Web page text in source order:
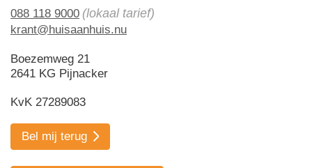
088 118 9000 (lokaal tarief)
krant@huisaanhuis.nu
Boezemweg 21
2641 KG Pijnacker
KvK 27289083
Bel mij terug